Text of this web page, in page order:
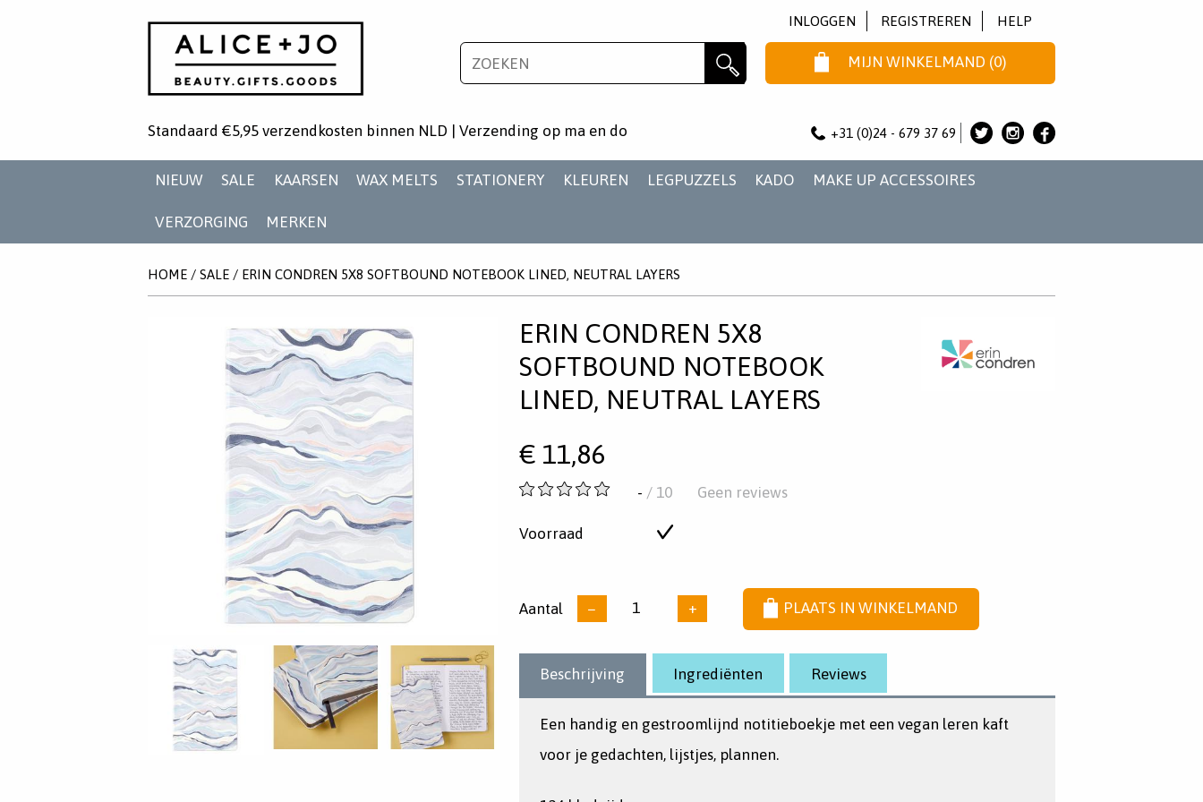
INLOGGEN REGISTREREN HELP
MIJN WINKELMAND (0)
Standaard €5,95 verzendkosten binnen NLD | Verzending op ma en do
+31 (0)24 - 679 37 69
NIEUW SALE KAARSEN WAX MELTS STATIONERY KLEUREN LEGPUZZELS KADO MAKE UP ACCESSOIRES
VERZORGING MERKEN
HOME/ SALE/ ERIN CONDREN 5X8 SOFTBOUND NOTEBOOK LINED, NEUTRAL LAYERS
ERIN CONDREN 5X8
SOFTBOUND NOTEBOOK
LINED, NEUTRAL LAYERS
€ 11,86
-
5
- / 10 Geen reviews
Voorraad
Aantal − + PLAATS IN WINKELMAND
Beschrijving Ingrediënten Reviews
Een handig en gestroomlijnd notitieboekje met een vegan leren kaft
voor je gedachten, lijstjes, plannen.
NIEUWSBRIEF
Wil je als eerste op de hoogste zijn van het laatste
nieuws en aanbiedingen?
AANMELDEN